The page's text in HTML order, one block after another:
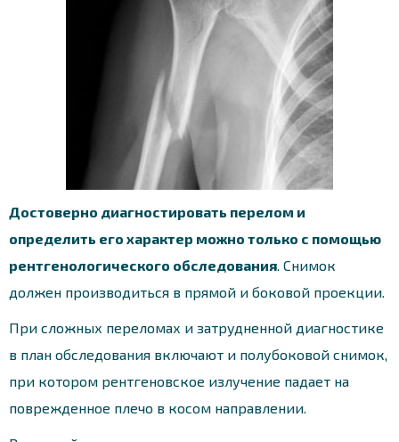
Достоверно диагностировать перелом и
определить его характер можно только с помощью
рентгенологического обследования. Снимок
должен производиться в прямой и боковой проекции.
При сложных переломах и затрудненной диагностике
в план обследования включают и полубоковой снимок,
при котором рентгеновское излучение падает на
поврежденное плечо в косом направлении.